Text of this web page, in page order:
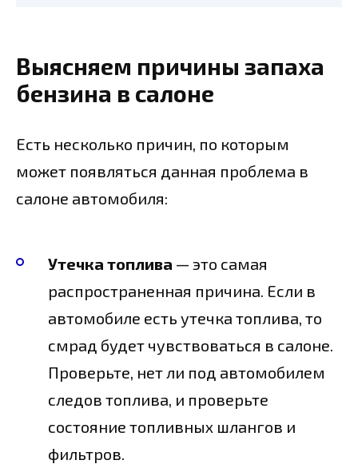
Выясняем причины запаха
бензина в салоне
Есть несколько причин, по которым
может появляться данная проблема в
салоне автомобиля:
Утечка топлива — это самая
распространенная причина. Если в
автомобиле есть утечка топлива, то
смрад будет чувствоваться в салоне.
Проверьте, нет ли под автомобилем
следов топлива, и проверьте
состояние топливных шлангов и
фильтров.